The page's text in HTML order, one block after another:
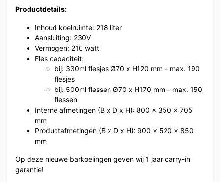
Productdetails:
Inhoud koelruimte: 218 liter
Aansluiting: 230V
Vermogen: 210 watt
Fles capaciteit:
bij: 330ml flesjes Ø70 x H120 mm – max. 190
flesjes
bij: 500ml flessen Ø70 x H170 mm – max. 150
flessen
Interne afmetingen (B x D x H): 800 x 350 x 705
mm
Productafmetingen (B x D x H): 900 x 520 x 850
mm
Op deze nieuwe barkoelingen geven wij 1 jaar carry-in
garantie!